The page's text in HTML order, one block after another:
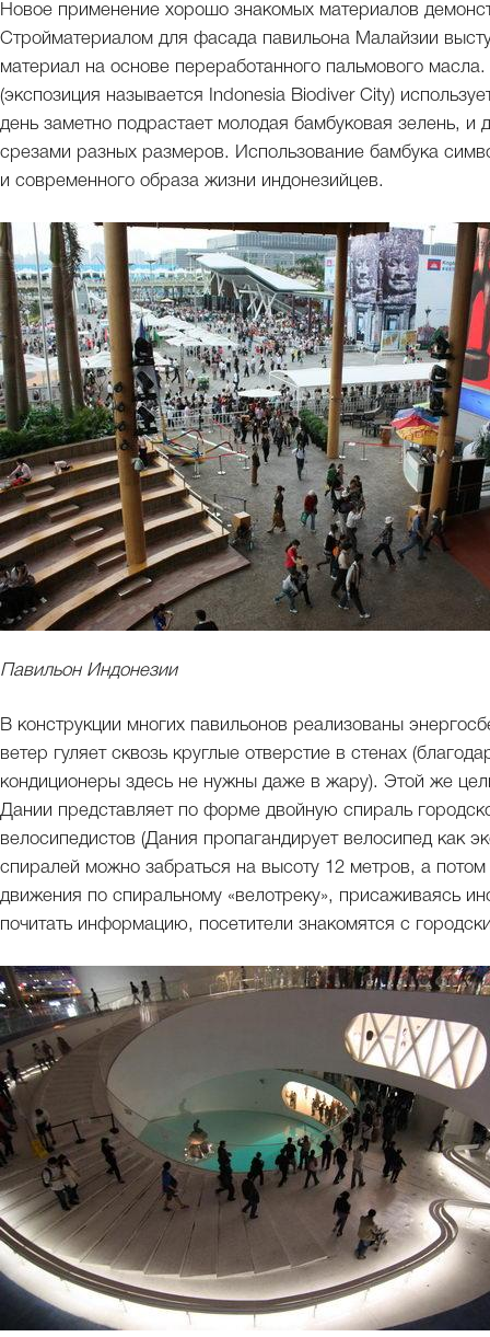
Новое применение хорошо знакомых материалов
Стройматериалом для фасада павильона Малайзии
материал на основе переработанного пальмового
(экспозиция называется Indonesia Biodiver City)
день заметно подрастает молодая бамбуковая зелень,
срезами разных размеров. Использование бамбука
и современного образа жизни индонезийцев.
Павильон Индонезии
В конструкции многих павильонов реализованы
ветер гуляет сквозь круглые отверстие в стенах
кондиционеры здесь не нужны даже в жару). Этой же
Дании представляет по форме двойную спираль
велосипедистов (Дания пропагандирует велосипед как
спиралей можно забраться на высоту 12 метров, а
движения по спиральному «велотреку», присаживаясь
почитать информацию, посетители знакомятся с